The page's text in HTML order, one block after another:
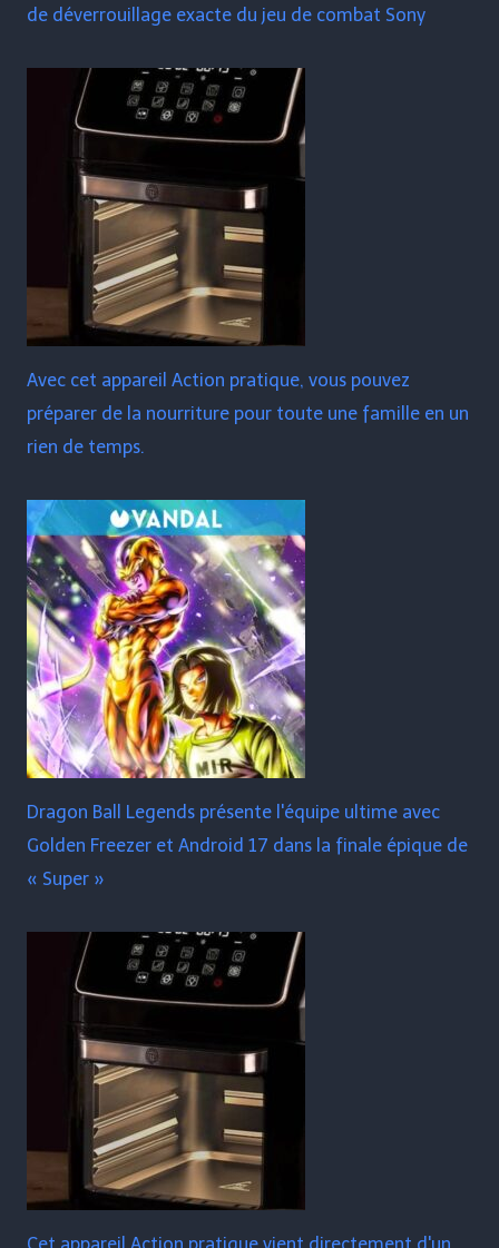
de déverrouillage exacte du jeu de combat Sony
Avec cet appareil Action pratique, vous pouvez
préparer de la nourriture pour toute une famille en un
rien de temps.
Dragon Ball Legends présente l'équipe ultime avec
Golden Freezer et Android 17 dans la finale épique de
« Super »